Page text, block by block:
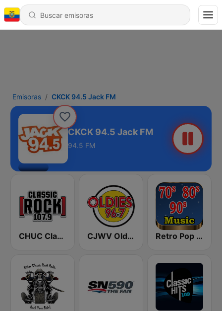
Emisoras CKCK 94.5 Jack FM
CKCK 94.5 Jack FM
94.5 FM
CHUC Classic Rock 107.9 FM CJWV Oldies 96.7 FM Retro Pop Hits 80s 90s